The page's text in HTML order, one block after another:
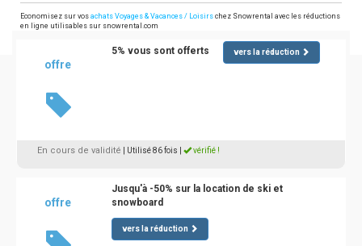
Economisez sur vos achats Voyages & Vacances / Loisirs chez Snowrental avec les réductions
en ligne utilisables sur snowrental.com
offre
5% vous sont offerts vers la réduction
En cours de validité | Utilisé 86 fois vérifié !
offre
Jusqu'à -50% sur la location de ski et
snowboard
vers la réduction